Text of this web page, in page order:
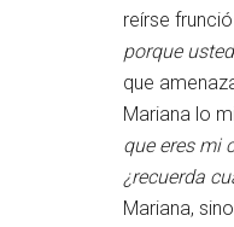
reírse
porque
que
Mariana lo
que eres mi
¿recuerda
Mariana,